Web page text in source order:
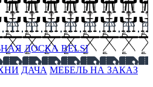
ДОСКА BELSI
ДАЧА МЕБЕЛЬ НА ЗАКАЗ